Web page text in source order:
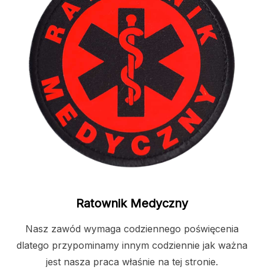
Ratownik Medyczny
Nasz zawód wymaga codziennego poświęcenia
dlatego przypominamy innym codziennie jak ważna
jest nasza praca właśnie na tej stronie.